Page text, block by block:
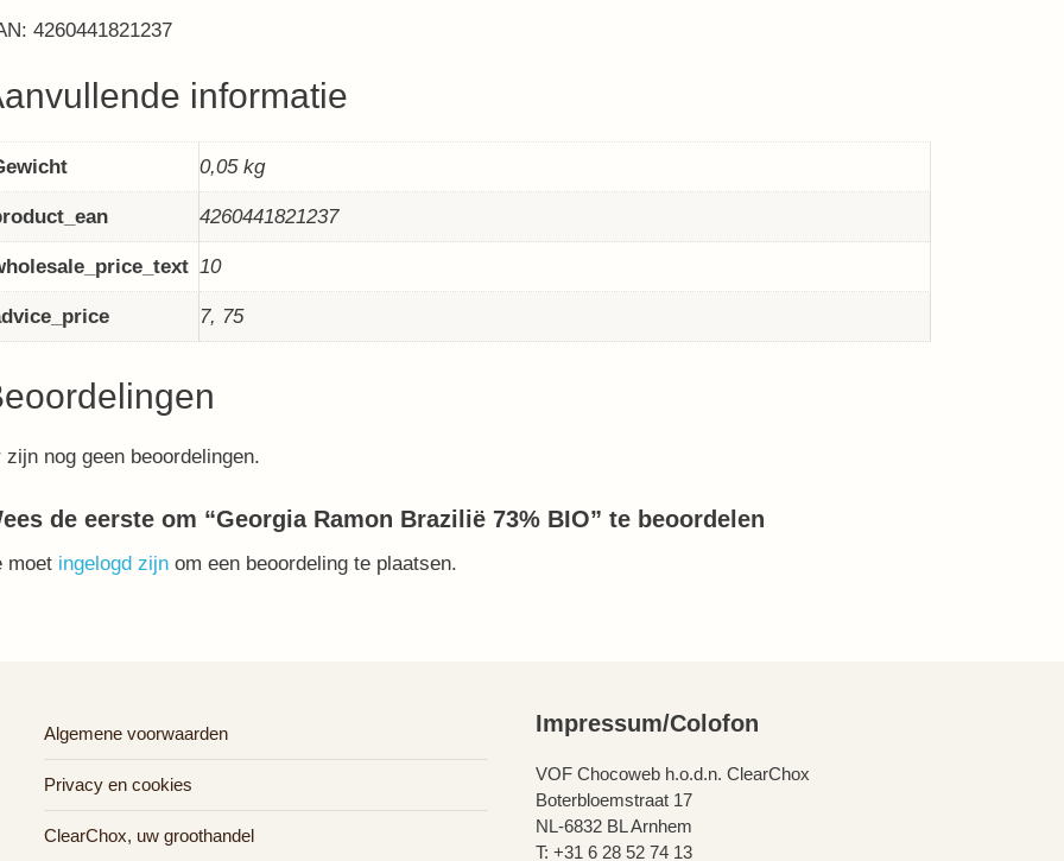
4260441821237
informatie
0,05 kg
4260441821237
10
7, 75
zijn nog geen beoordelingen.
de eerste om “Georgia Ramon Brazilië 73% BIO” te beoordelen
moet ingelogd zijn om een beoordeling te plaatsen.
Algemene voorwaarden
Privacy en cookies
ClearChox, uw groothandel
Impressum/Colofon
VOF Chocoweb h.o.d.n. ClearChox
Boterbloemstraat 17
NL-6832 BL Arnhem
T: +31 6 28 52 74 13